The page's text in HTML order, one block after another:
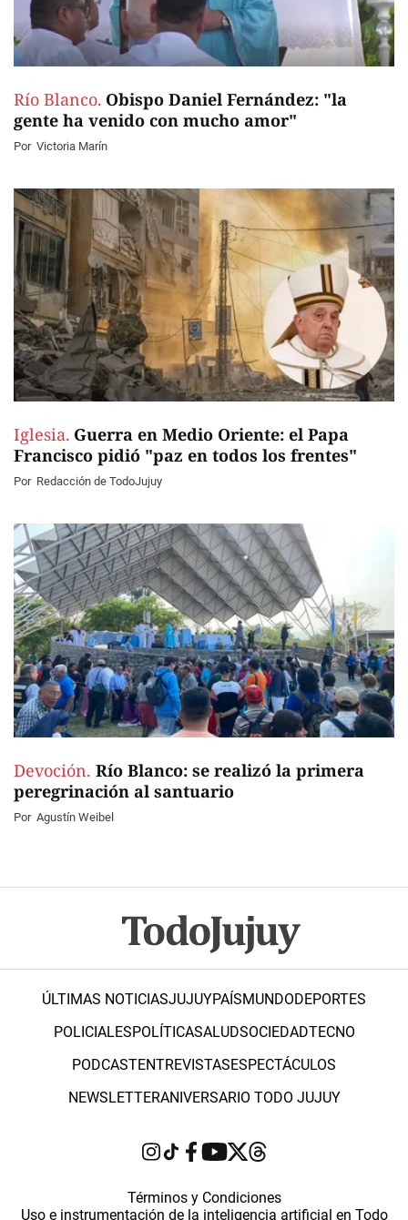
Río Blanco. Obispo Daniel Fernández: "la
gente ha venido con mucho amor"
Por Victoria Marín
Iglesia. Guerra en Medio Oriente: el Papa
Francisco pidió "paz en todos los frentes"
Por Redacción de TodoJujuy
Devoción. Río Blanco: se realizó la primera
peregrinación al santuario
Por Agustín Weibel
ÚLTIMAS NOTICIASJUJUYPAÍSMUNDODEPORTES
POLICIALESPOLÍTICASALUDSOCIEDADTECNO
PODCASTENTREVISTASESPECTÁCULOS
NEWSLETTERANIVERSARIO TODO JUJUY
Términos y Condiciones
Uso e instrumentación de la inteligencia artificial en Todo